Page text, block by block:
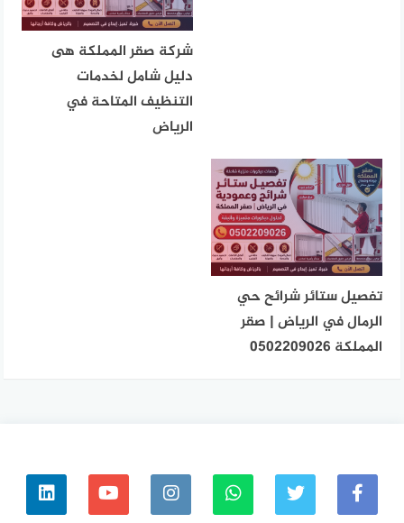
شركة صقر المملكة هى
دليل شامل لخدمات
التنظيف المتاحة في
الرياض
تفصيل ستائر شرائح حي
الرمال في الرياض | صقر
المملكة 0502209026